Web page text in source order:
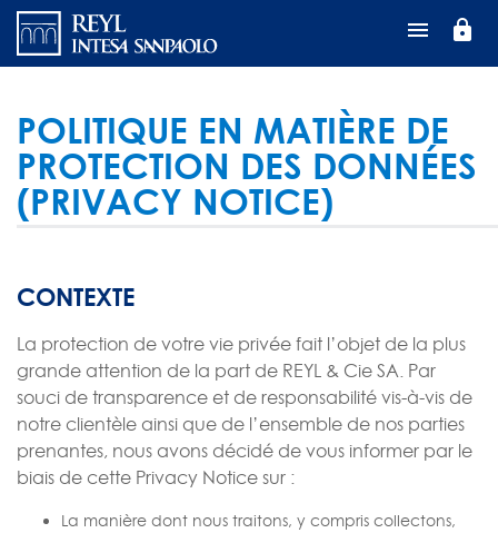
Aller
contenu
lock
POLITIQUE EN MATIÈRE DE
PROTECTION DES DONNÉES
(PRIVACY NOTICE)
CONTEXTE
La protection de votre vie privée fait l’objet de la plus
grande attention de la part de REYL & Cie SA. Par
souci de transparence et de responsabilité vis-à-vis de
notre clientèle ainsi que de l’ensemble de nos parties
prenantes, nous avons décidé de vous informer par le
biais de cette Privacy Notice sur :
La manière dont nous traitons, y compris collectons,